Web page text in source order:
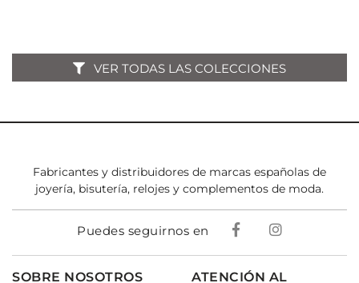
VER TODAS LAS COLECCIONES
Fabricantes y distribuidores de marcas españolas de
joyería, bisutería, relojes y complementos de moda.
Puedes seguirnos en
SOBRE NOSOTROS ATENCIÓN AL